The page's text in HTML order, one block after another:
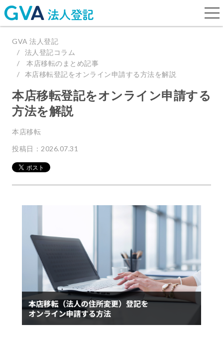
GVA 法人登記
法人登記コラム
本店移転のまとめ記事
本店移転登記をオンライン申請する方法を解説
本店移転登記をオンライン申請する
方法を解説
本店移転
投稿日：2026.07.31